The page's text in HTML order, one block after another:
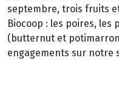
septembre, trois fruits
Biocoop : les poires, les
(butternut et
engagements sur notre